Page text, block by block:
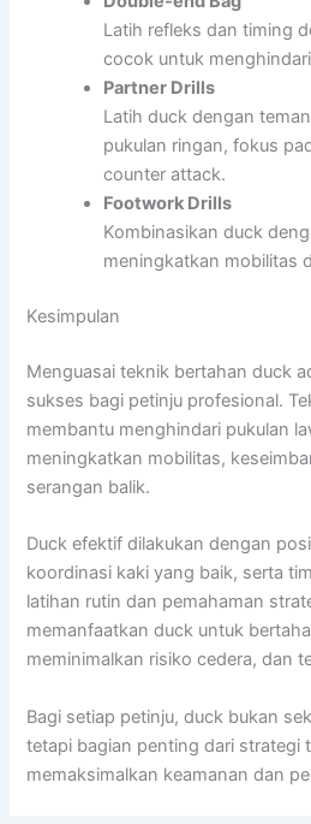
Latih refleks dan timing
cocok untuk
Partner Drills
Latih duck dengan
pukulan ringan, fokus
counter attack.
Footwork Drills
Kombinasikan duck
meningkatkan mobilitas
Kesimpulan
Menguasai teknik bertahan duck
sukses bagi petinju profesional.
membantu menghindari pukulan
meningkatkan mobilitas,
serangan balik.
Duck efektif dilakukan dengan
koordinasi kaki yang baik, serta
latihan rutin dan pemahaman
memanfaatkan duck untuk
meminimalkan risiko cedera, dan
Bagi setiap petinju, duck bukan
tetapi bagian penting dari strategi
memaksimalkan keamanan dan